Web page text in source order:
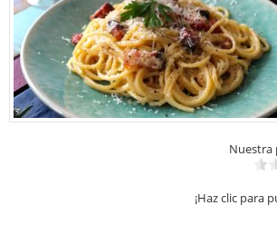
Nuestra
¡Haz clic para